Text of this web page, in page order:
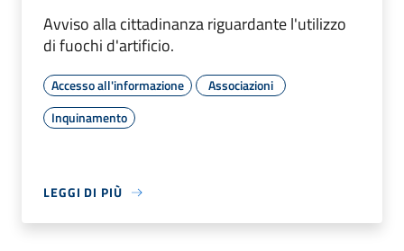
Avviso alla cittadinanza riguardante l'utilizzo
di fuochi d'artificio.
Accesso all'informazione
Associazioni
Inquinamento
LEGGI DI PIÙ